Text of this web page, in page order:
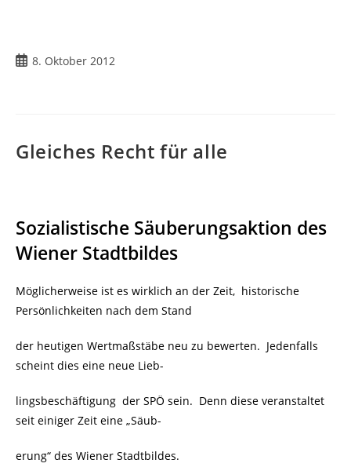
8. Oktober 2012
Gleiches Recht für alle
Sozialistische Säuberungsaktion des
Wiener Stadtbildes
Möglicherweise ist es wirklich an der Zeit, historische
Persönlichkeiten nach dem Stand
der heutigen Wertmaßstäbe neu zu bewerten. Jedenfalls
scheint dies eine neue Lieb-
lingsbeschäftigung der SPÖ sein. Denn diese veranstaltet
seit einiger Zeit eine „Säub-
erung“ des Wiener Stadtbildes.